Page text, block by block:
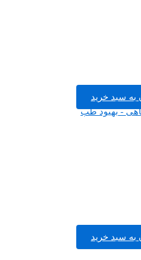
به سبد خرید
به سبد خرید